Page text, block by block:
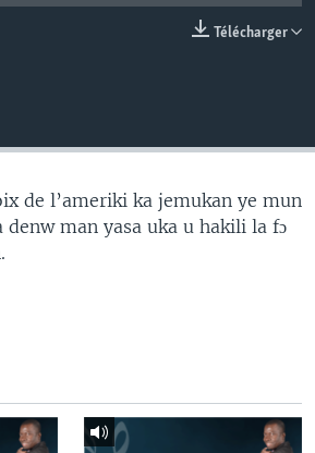
Télécharger
de l’ameriki ka jemukan ye mun
denw man yasa uka u hakili la fɔ